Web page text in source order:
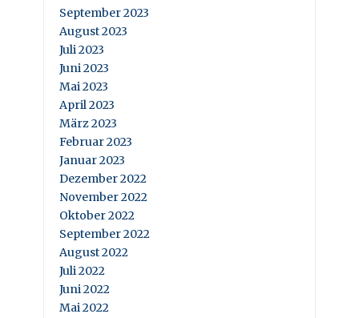
September 2023
August 2023
Juli 2023
Juni 2023
Mai 2023
April 2023
März 2023
Februar 2023
Januar 2023
Dezember 2022
November 2022
Oktober 2022
September 2022
August 2022
Juli 2022
Juni 2022
Mai 2022